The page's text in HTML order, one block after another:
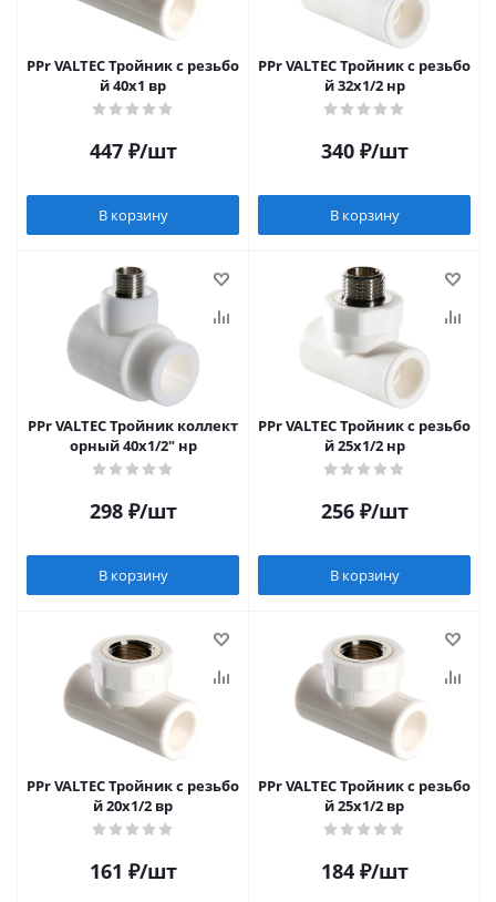
PPr VALTEC Тройник c резьбо
й 40х1 вр
447₽/шт
В корзину
PPr VALTEC Тройник c резьбо
й 32х1/2 нр
340₽/шт
В корзину
PPr VALTEC Тройник коллект
орный 40х1/2" нр
298₽/шт
В корзину
PPr VALTEC Тройник c резьбо
й 25х1/2 нр
256₽/шт
В корзину
PPr VALTEC Тройник c резьбо
й 20х1/2 вр
161 ₽/шт
PPr VALTEC Тройник c резьбо
й 25х1/2 вр
184₽/шт